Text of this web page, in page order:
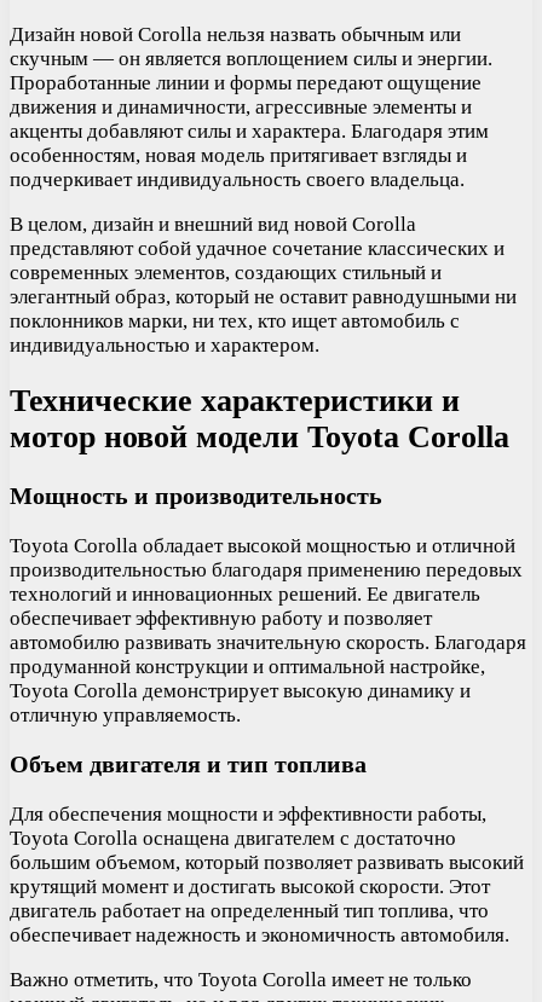
Дизайн новой Corolla нельзя назвать обычным или
скучным — он является воплощением силы и энергии.
Проработанные линии и формы передают ощущение
движения и динамичности, агрессивные элементы и
акценты добавляют силы и характера. Благодаря этим
особенностям, новая модель притягивает взгляды и
подчеркивает индивидуальность своего владельца.
В целом, дизайн и внешний вид новой Corolla
представляют собой удачное сочетание классических и
современных элементов, создающих стильный и
элегантный образ, который не оставит равнодушными ни
поклонников марки, ни тех, кто ищет автомобиль с
индивидуальностью и характером.
Технические характеристики и
мотор новой модели Toyota Corolla
Мощность и производительность
Toyota Corolla обладает высокой мощностью и отличной
производительностью благодаря применению передовых
технологий и инновационных решений. Ее двигатель
обеспечивает эффективную работу и позволяет
автомобилю развивать значительную скорость. Благодаря
продуманной конструкции и оптимальной настройке,
Toyota Corolla демонстрирует высокую динамику и
отличную управляемость.
Объем двигателя и тип топлива
Для обеспечения мощности и эффективности работы,
Toyota Corolla оснащена двигателем с достаточно
большим объемом, который позволяет развивать высокий
крутящий момент и достигать высокой скорости. Этот
двигатель работает на определенный тип топлива, что
обеспечивает надежность и экономичность автомобиля.
Важно отметить, что Toyota Corolla имеет не только